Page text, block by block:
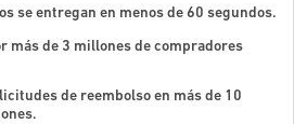
se entregan en menos de 60 segundos.
más de 3 millones de compradores
de reembolso en más de 10